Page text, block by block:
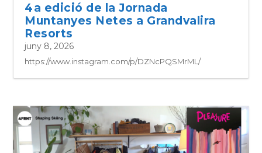
4a edició de la Jornada
Muntanyes Netes a Grandvalira
Resorts
juny 8, 2026
https://www.instagram.com/p/DZNcPQSMrML/